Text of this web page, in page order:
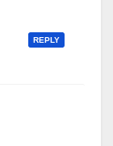
REPLY